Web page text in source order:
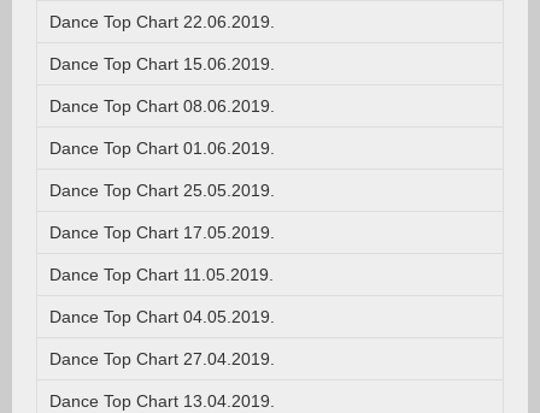
Dance Top Chart 22.06.2019.
Dance Top Chart 15.06.2019.
Dance Top Chart 08.06.2019.
Dance Top Chart 01.06.2019.
Dance Top Chart 25.05.2019.
Dance Top Chart 17.05.2019.
Dance Top Chart 11.05.2019.
Dance Top Chart 04.05.2019.
Dance Top Chart 27.04.2019.
Dance Top Chart 13.04.2019.